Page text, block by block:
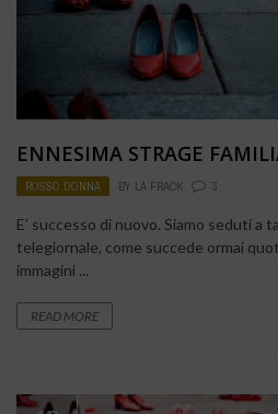
ENNESIMA STRAGE
ROSSO DONNA BY LA FRACK 3
E’ successo di nuovo. Siamo seduti a
telegiornale, come succede ormai
immagini ...
READ MORE